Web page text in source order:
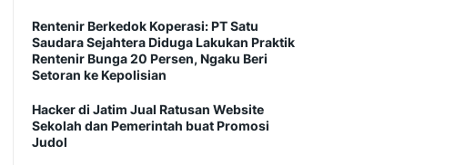
Rentenir Berkedok Koperasi: PT Satu
Saudara Sejahtera Diduga Lakukan Praktik
Rentenir Bunga 20 Persen, Ngaku Beri
Setoran ke Kepolisian
Hacker di Jatim Jual Ratusan Website
Sekolah dan Pemerintah buat Promosi
Judol